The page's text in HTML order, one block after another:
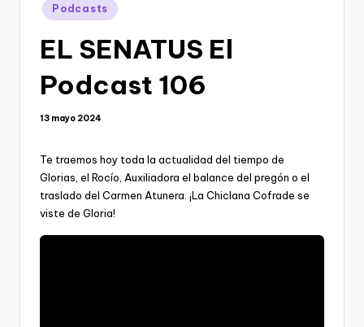
Publicado
en
Podcasts
EL SENATUS El
Podcast 106
13 mayo 2024
Te traemos hoy toda la actualidad del tiempo de
Glorias, el Rocío, Auxiliadora el balance del pregón o el
traslado del Carmen Atunera. ¡La Chiclana Cofrade se
viste de Gloria!